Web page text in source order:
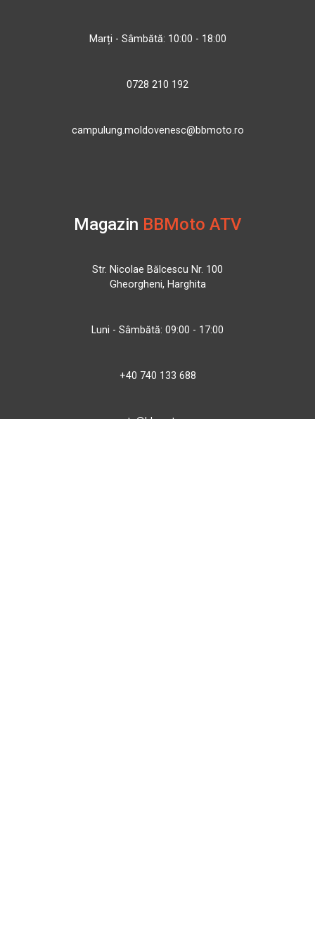
Marți - Sâmbătă: 10:00 - 18:00
0728 210 192
campulung.moldovenesc@bbmoto.ro
Magazin BBMoto ATV
Str. Nicolae Bălcescu Nr. 100
Gheorgheni, Harghita
Luni - Sâmbătă: 09:00 - 17:00
+40 740 133 688
atv@bbmoto.ro